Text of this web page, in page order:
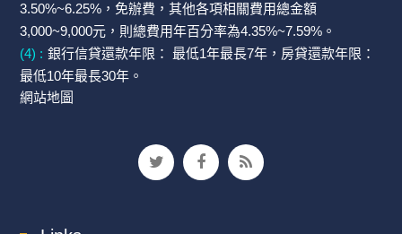
3.50%~6.25%，免辦費，其他各項相關費用總金額
3,000~9,000元，則總費用年百分率為4.35%~7.59%。
(4) : 銀行信貸還款年限： 最低1年最長7年，房貸還款年限：
最低10年最長30年。
網站地圖